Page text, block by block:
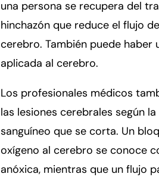
una persona se recupera del
hinchazón que reduce el flujo
cerebro. También puede haber
aplicada al cerebro.
Los profesionales médicos
las lesiones cerebrales según
sanguíneo que se corta. Un
oxígeno al cerebro se conoce
anóxica, mientras que un flujo